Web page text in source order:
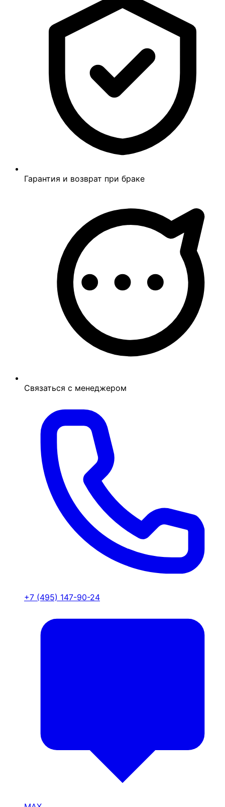
Гарантия и возврат при браке
Связаться с менеджером
+7 (495) 147-90-24